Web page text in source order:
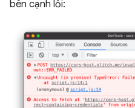
bên cạnh lỗi: